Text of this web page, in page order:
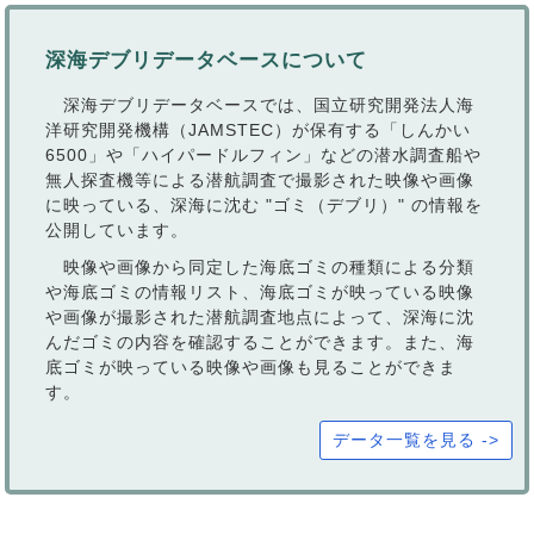
深海デブリデータベースについて
深海デブリデータベースでは、国立研究開発法人海
洋研究開発機構（JAMSTEC）が保有する「しんかい
6500」や「ハイパードルフィン」などの潜水調査船や
無人探査機等による潜航調査で撮影された映像や画像
に映っている、深海に沈む "ゴミ（デブリ）" の情報を
公開しています。
映像や画像から同定した海底ゴミの種類による分類
や海底ゴミの情報リスト、海底ゴミが映っている映像
や画像が撮影された潜航調査地点によって、深海に沈
んだゴミの内容を確認することができます。また、海
底ゴミが映っている映像や画像も見ることができま
す。
データ一覧を見る ->